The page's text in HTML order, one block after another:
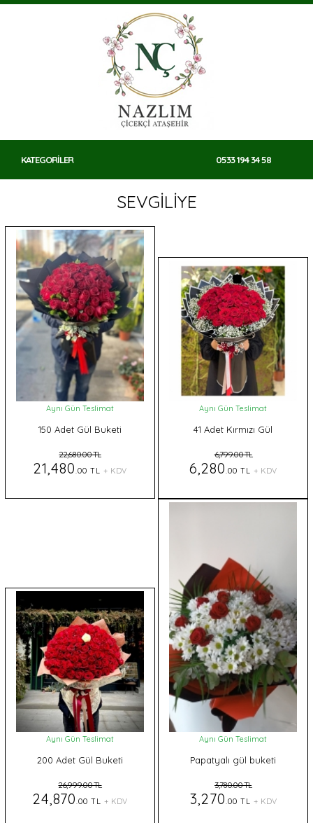
KATEGORİLER 0533 194 34 58
SEVGİLİYE
Aynı Gün Teslimat
150 Adet Gül Buketi
22,680.00 TL
21,480.00 TL + KDV
Aynı Gün Teslimat
41 Adet Kırmızı Gül
6,799.00 TL
6,280.00 TL+ KDV
Aynı Gün Teslimat
200 Adet Gül Buketi
26,999.00 TL
24,870.00 TL + KDV
Aynı Gün Teslimat
Papatyalı gül buketi
3,780.00 TL
3,270.00 TL + KDV